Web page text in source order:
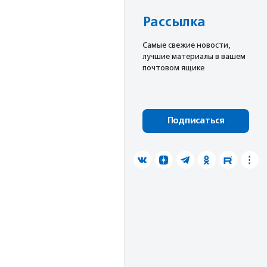
Рассылка
Cамые свежие новости,
лучшие материалы в вашем
почтовом ящике
Подписаться